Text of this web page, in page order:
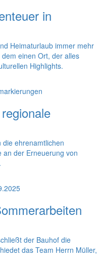
in
Heimaturlaub immer mehr
einen Ort, der alles
Highlights.
ehrenamtlichen
an der Erneuerung von
der Bauhof die
das Team Herrn Müller,